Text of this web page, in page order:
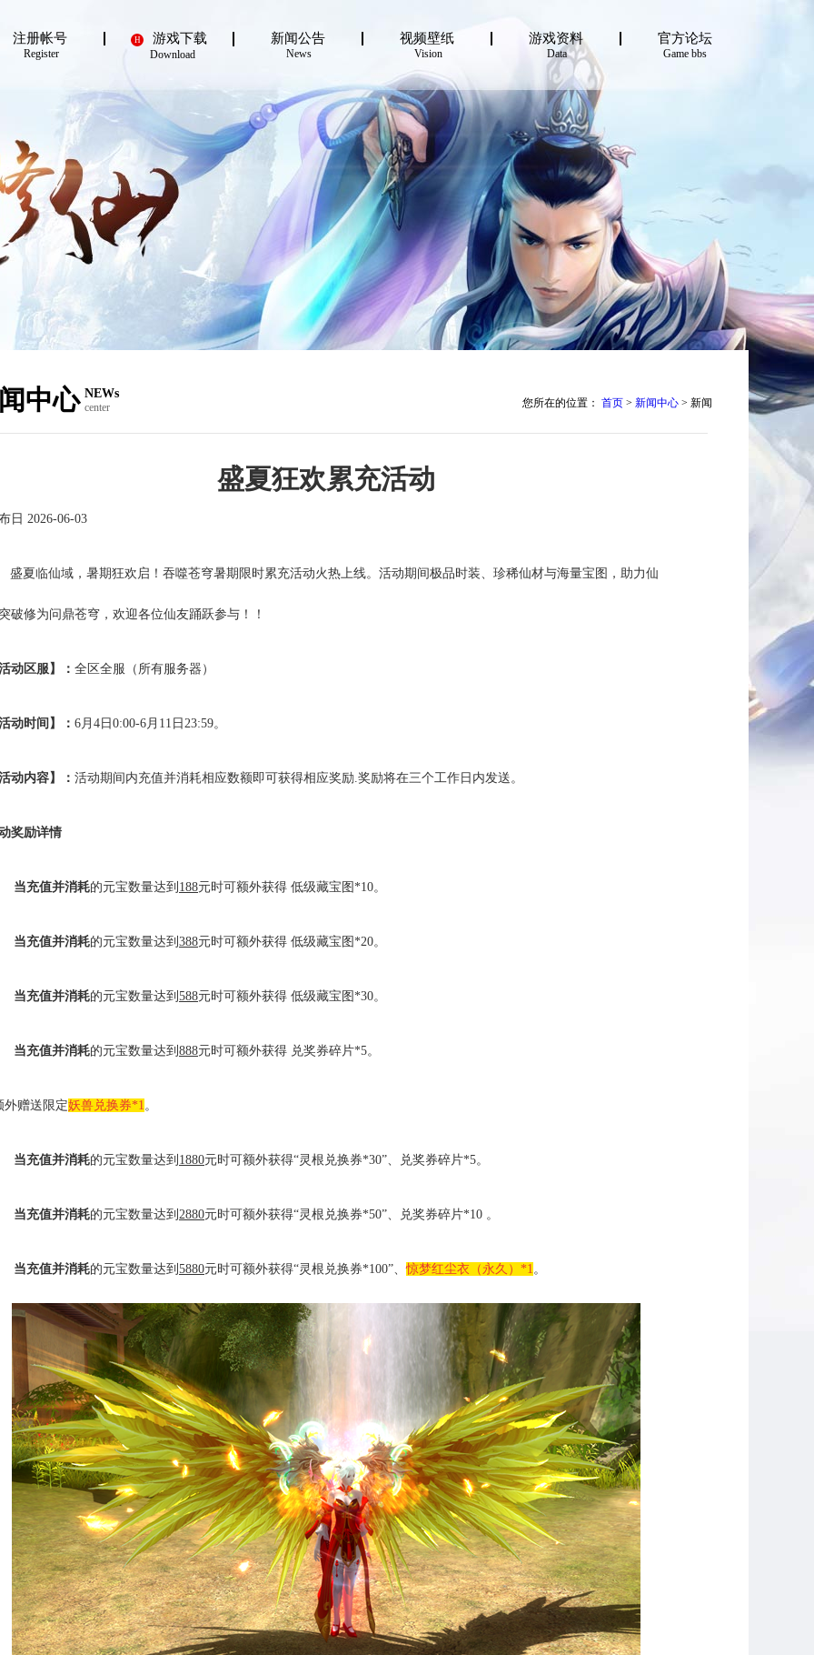
注册帐号
Register
H 游戏下载
Download
新闻公告
News
视频壁纸
Vision
游戏资料
Data
官方论坛
Game bbs
中心 NEWs
center 您所在的位置： 首页 > 新闻中心 > 新闻
盛夏狂欢累充活动
日 2026-06-03
盛夏临仙域，暑期狂欢启！吞噬苍穹暑期限时累充活动火热上线。活动期间极品时装、珍稀仙材与海量宝图，助力仙
破修为问鼎苍穹，欢迎各位仙友踊跃参与！！
动区服】： 全区全服（所有服务器）
动时间】： 6月 4 日 0:00-6月 11 日 23:59。
动内容】： 活动期间内充值并消耗相应数额即可获得相应奖励.奖励将在三个工作日内发送。
奖励详情
当充值并消耗的元宝数量达到 188元时可额外获得 低级藏宝图 *10。
当充值并消耗的元宝数量达到 388元时可额外获得 低级藏宝图 *20。
当充值并消耗的元宝数量达到 588元时可额外获得 低级藏宝图 *30。
当充值并消耗的元宝数量达到 888元时可额外获得 兑奖券碎片*5。
外赠送限定妖兽兑换券*1。
当充值并消耗的元宝数量达到 1880元时可额外获得“灵根兑换券*30”、兑奖券碎片*5。
当充值并消耗的元宝数量达到 2880元时可额外获得“灵根兑换券*50”、兑奖券碎片*10 。
当充值并消耗的元宝数量达到 5880元时可额外获得“灵根兑换券*100”、惊梦红尘衣（永久） *1。